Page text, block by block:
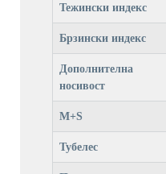
Тежински индекс
Брзински индекс
Дополнителна
носивост
M+S
Тубелес